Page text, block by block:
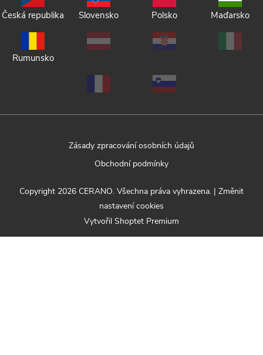
Česká republika Slovensko Polsko Maďarsko
Rumunsko
Zásady zpracování osobních údajů
Obchodní podmínky
Vytvořil Shoptet Premium
Copyright 2026 CERANO. Všechna práva vyhrazena. | Změnit
nastavení cookies